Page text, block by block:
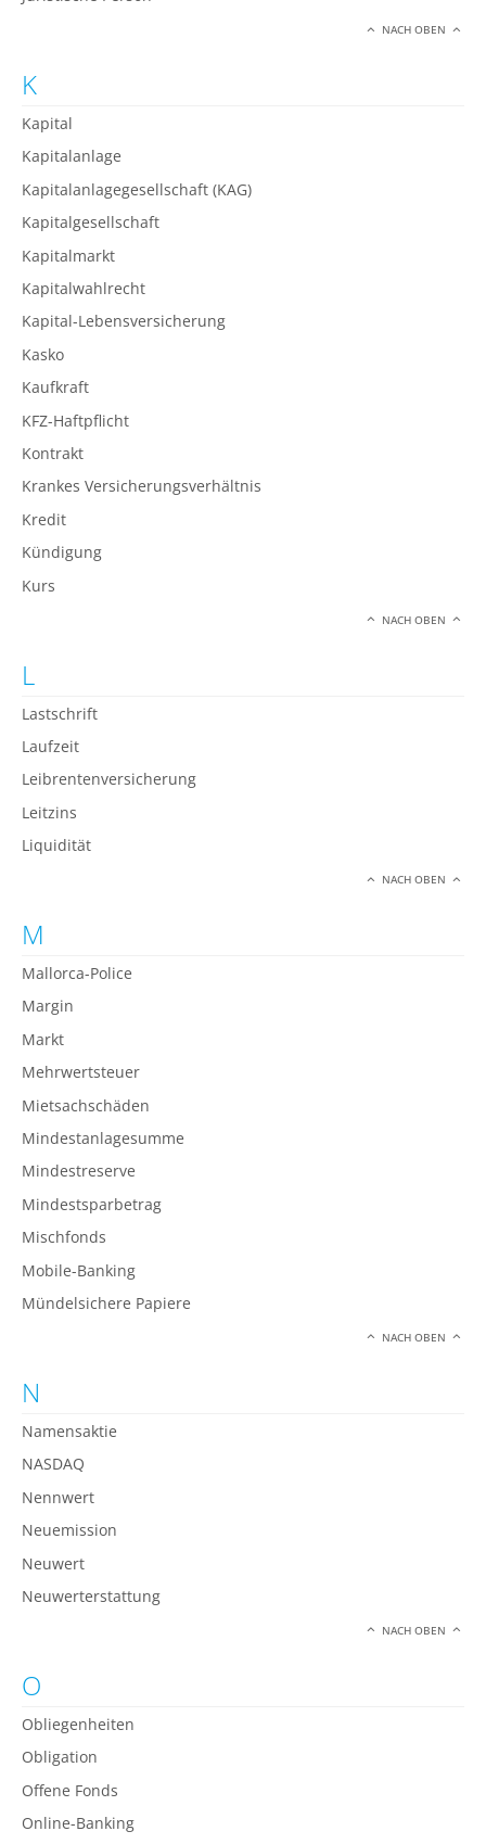
NACH OBEN
K
Kapital
Kapitalanlage
Kapitalanlagegesellschaft (KAG)
Kapitalgesellschaft
Kapitalmarkt
Kapitalwahlrecht
Kapital-Lebensversicherung
Kasko
Kaufkraft
KFZ-Haftpflicht
Kontrakt
Krankes Versicherungsverhältnis
Kredit
Kündigung
Kurs
NACH OBEN
L
Lastschrift
Laufzeit
Leibrentenversicherung
Leitzins
Liquidität
NACH OBEN
M
Mallorca-Police
Margin
Markt
Mehrwertsteuer
Mietsachschäden
Mindestanlagesumme
Mindestreserve
Mindestsparbetrag
Mischfonds
Mobile-Banking
Mündelsichere Papiere
NACH OBEN
N
Namensaktie
NASDAQ
Nennwert
Neuemission
Neuwert
Neuwerterstattung
NACH OBEN
O
Obliegenheiten
Obligation
Offene Fonds
Online-Banking